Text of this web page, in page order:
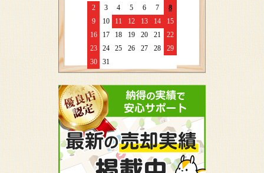
2
3 4 5 6 7
8
9
10 11 12 13 14
15
16
17 18 19 20 21
22
23
24 25 26 27 28
29
30
31